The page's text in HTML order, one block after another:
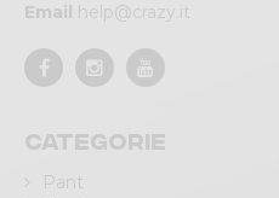
Email help@crazy.it
Categorie
Pant